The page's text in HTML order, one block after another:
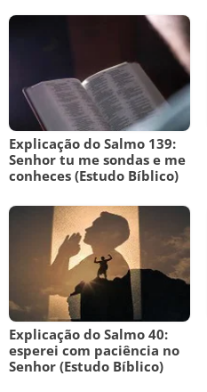
Explicação do Salmo 139:
Senhor tu me sondas e me
conheces (Estudo Bíblico)
Explicação do Salmo 40:
esperei com paciência no
Senhor (Estudo Bíblico)